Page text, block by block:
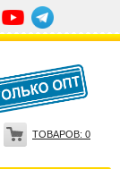
ТОВАРОВ: 0